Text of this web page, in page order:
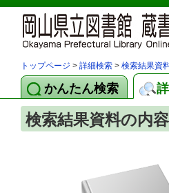
トップページ > 詳細検索 > 検索結果資
かんたん検索
検索結果資料の内容